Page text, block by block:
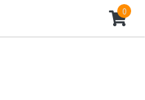
0